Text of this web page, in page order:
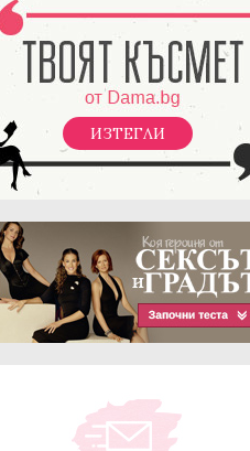
ИЗТЕГЛИ